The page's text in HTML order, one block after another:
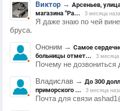
Виктор → Арсеньев,
магазина "Ра...
3 месяца
Я даже знаю по чей
бруса.
Ононим → Самое
больницы отмет...
3 месяца
Почему не дозвониться
Владислав → До 300
приморского ...
3 месяца
Почта для связи